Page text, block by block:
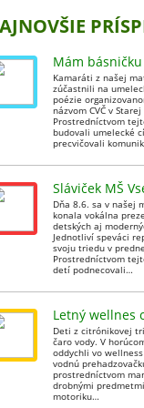
Mám
Kamaráti z našej
zúčastnili na
poézie
názvom CVČ v
Prostredníctvom
budovali umelecké
precvičovali
Sláviček MŠ
Dňa 8.6. sa v našej
konala vokálna
detských aj
Jednotliví speváci
svoju triedu v
Prostredníctvom
detí podnecovali…
Letný wellnes
Deti z citrónikovej
čaro vody. V
oddychli vo
vodnú
prostredníctvom
drobnými
motoriku…